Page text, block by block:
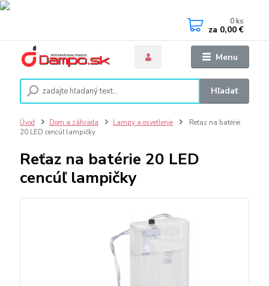
Menu
Hľadať
0 ks
za 0,00 €
Úvod Dom a záhrada Lampy a osvetlenie
Reťaz na batérie
20 LED cencúľ lampičky
Reťaz na batérie 20 LED
cencúľ lampičky